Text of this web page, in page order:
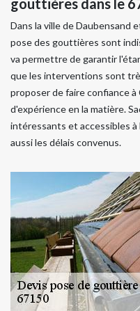
gouttières dans le
Dans la ville de Daubensand
pose des gouttières sont
va permettre de garantir
que les interventions sont
proposer de faire confiance
d'expérience en la matière.
intéressants et accessibles
aussi les délais convenus.